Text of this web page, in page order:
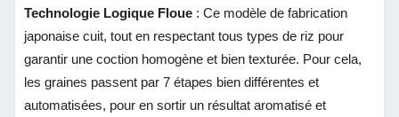
Technologie Logique Floue : Ce modèle de fabrication
japonaise cuit, tout en respectant tous types de riz pour
garantir une coction homogène et bien texturée. Pour cela,
les graines passent par 7 étapes bien différentes et
automatisées, pour en sortir un résultat aromatisé et